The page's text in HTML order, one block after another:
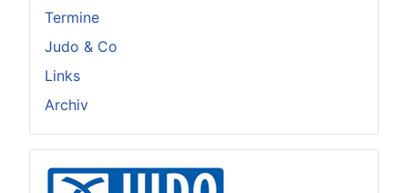
Termine
Judo & Co
Links
Archiv